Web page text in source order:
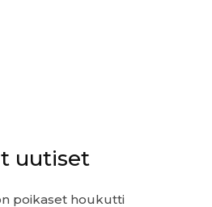
uutiset
poikaset houkutti